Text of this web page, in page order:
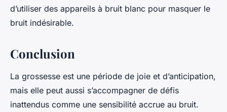
d’utiliser des appareils à bruit blanc pour masquer le
bruit indésirable.
Conclusion
La grossesse est une période de joie et d’anticipation,
mais elle peut aussi s’accompagner de défis
inattendus comme une sensibilité accrue au bruit.